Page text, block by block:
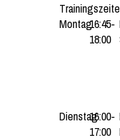
Montag16:45-
18:00
Dienstag16:00-
17:00